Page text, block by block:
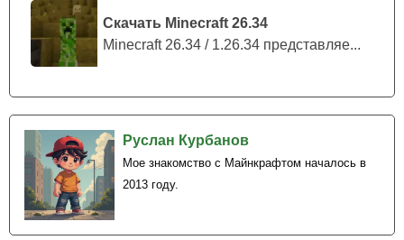
Скачать Minecraft 26.34
Minecraft 26.34 / 1.26.34 представляе...
Руслан Курбанов
Мое знакомство с Майнкрафтом началось в
2013 году.
на безумного макса нужно выпить зелье
невидимости.